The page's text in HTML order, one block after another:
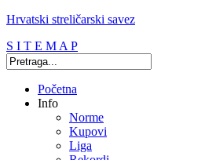
Hrvatski streličarski savez
S I T E M A P
Početna
Info
Norme
Kupovi
Liga